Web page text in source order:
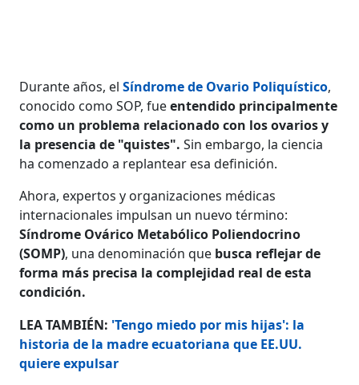
Durante años, el Síndrome de Ovario Poliquístico,
conocido como SOP, fueentendido principalmente
como un problema relacionado con los ovarios y
la presencia de "quistes".Sin embargo, la ciencia
ha comenzado a replantear esa definición.
Ahora, expertos y organizaciones médicas
internacionales impulsan un nuevo término:
Síndrome Ovárico Metabólico Poliendocrino
(SOMP), una denominación que busca reflejar de
forma más precisa la complejidad real de esta
condición.
LEA TAMBIÉN: 'Tengo miedo por mis hijas': la
historia de la madre ecuatoriana que EE.UU.
quiere expulsar